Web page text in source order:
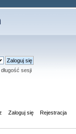
sesji
Zaloguj się Rejestracja